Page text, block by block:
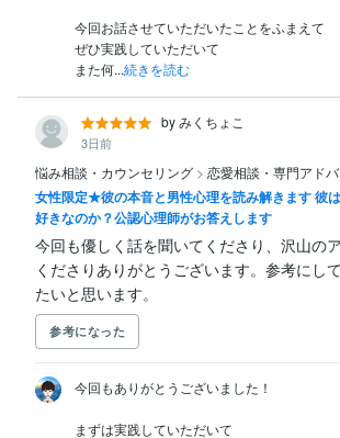
今回お話させていただいたことをふまえて
ぜひ実践していただいて
また何...続きを読む
by みくちょこ
3日前
悩み相談・カウンセリング > 恋愛相談・専門アド
女性限定★彼の本音と男性心理を読み解きます 彼
好きなのか？公認心理師がお答えします
今回も優しく話を聞いてくださり、沢山の
くださりありがとうございます。参考にし
たいと思います。
参考になった
今回もありがとうございました！
まずは実践していただいて